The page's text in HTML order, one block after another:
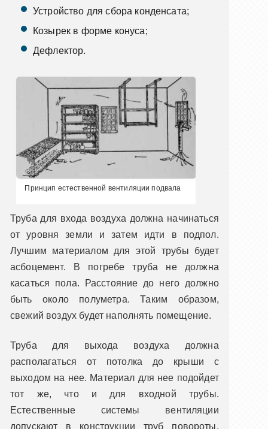
Устройство для сбора конденсата;
Козырек в форме конуса;
Дефлектор.
Принцип естественной вентиляции подвала
Труба для входа воздуха должна начинаться
от уровня земли и затем идти в подпол.
Лучшим материалом для этой трубы будет
асбоцемент. В погребе труба не должна
касаться пола. Расстояние до него должно
быть около полуметра. Таким образом,
свежий воздух будет наполнять помещение.
Труба для выхода воздуха должна
располагаться от потолка до крыши с
выходом на нее. Материал для нее подойдет
тот же, что и для входной трубы.
Естественные системы вентиляции
допускают в конструкции труб повороты,